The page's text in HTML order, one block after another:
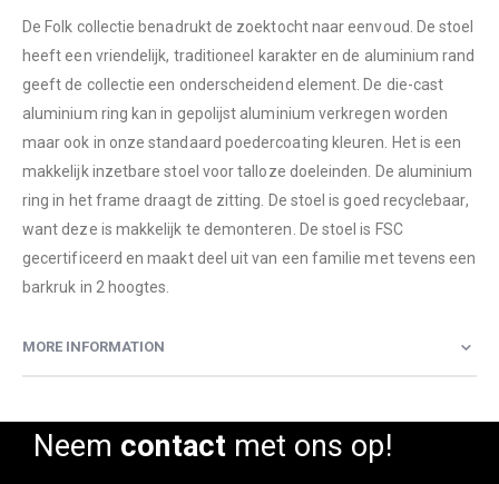
De Folk collectie benadrukt de zoektocht naar eenvoud. De stoel
heeft een vriendelijk, traditioneel karakter en de aluminium rand
geeft de collectie een onderscheidend element. De die-cast
aluminium ring kan in gepolijst aluminium verkregen worden
maar ook in onze standaard poedercoating kleuren. Het is een
makkelijk inzetbare stoel voor talloze doeleinden. De aluminium
ring in het frame draagt de zitting. De stoel is goed recyclebaar,
want deze is makkelijk te demonteren. De stoel is FSC
gecertificeerd en maakt deel uit van een familie met tevens een
barkruk in 2 hoogtes.
MORE INFORMATION
Neem contactmet ons op!